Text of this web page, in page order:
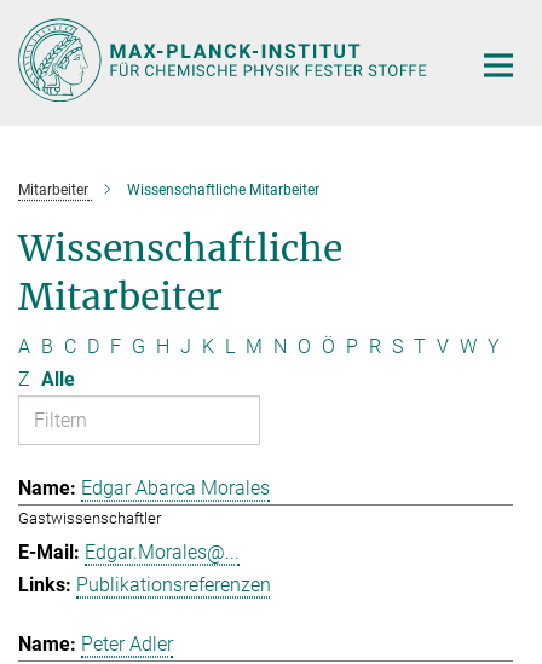
Hauptinhalt
Mitarbeiter Wissenschaftliche Mitarbeiter
Wissenschaftliche
Mitarbeiter
A B C D F G H J K L M N O Ö P R S T V W Y
Z Alle
Edgar Abarca Morales
Gastwissenschaftler
Edgar.Morales@...
Publikationsreferenzen
Peter Adler